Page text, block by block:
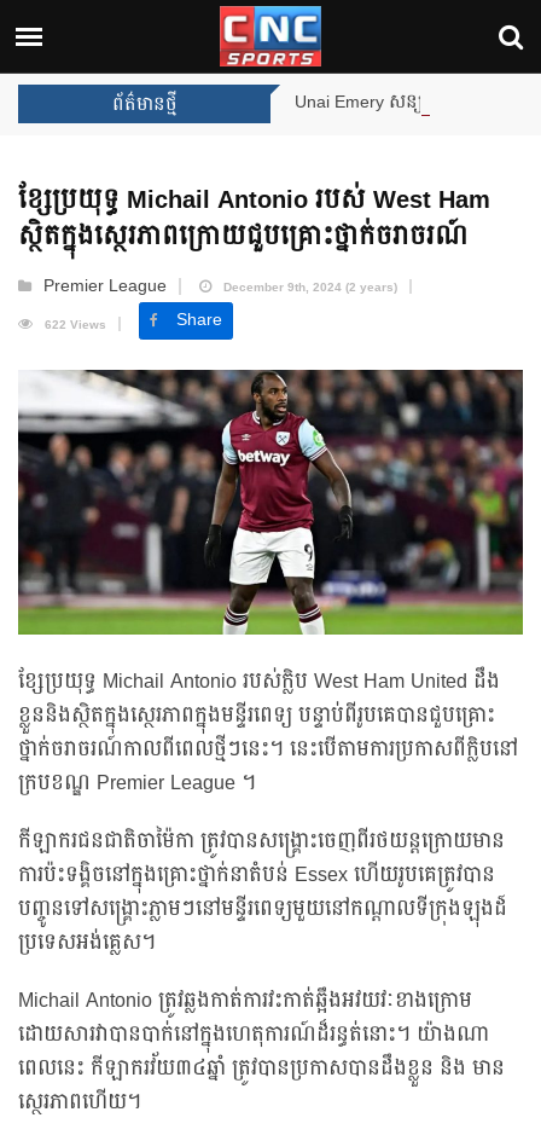
ព័ត៌មានថ្មី Unai Emery សន្យាថានឹងឈ្នះពានរង្វាន់បន្ថែមទ
ខ្សែប្រយុទ្ធ Michail Antonio របស់ West Ham
ស្ថិតក្នុងស្ថេរភាពក្រោយជួបគ្រោះថ្នាក់ចរាចរណ៍
Premier League
December 9th, 2024 (2 years)
622 Views
Share
ខ្សែប្រយុទ្ធ Michail Antonio របស់ក្លិប West Ham United ដឹង
ខ្លួននិងស្ថិតក្នុងស្ថេរភាពក្នុងមន្ទីរពេទ្យ បន្ទាប់ពីរូបគេបានជួបគ្រោះ
ថ្នាក់ចរាចរណ៍កាលពីពេលថ្មីៗនេះ។ នេះបើតាមការប្រកាសពីក្លិបនៅ
ក្របខណ្ឌ Premier League ។
កីឡាករជនជាតិចាម៉ៃកា ត្រូវបានសង្គ្រោះចេញពីរថយន្តក្រោយមាន
ការប៉ះទង្គិចនៅក្នុងគ្រោះថ្នាក់នាតំបន់ Essex ហើយរូបគេត្រូវបាន
បញ្ចូនទៅសង្គ្រោះភ្លាមៗនៅមន្ទីរពេទ្យមួយនៅកណ្តាលទីក្រុងឡុងដ៍
ប្រទេសអង់គ្លេស។
Michail Antonio ត្រូវឆ្លងកាត់ការវះកាត់ឆ្អឹងអវយវៈខាងក្រោម
ដោយសារវាបានបាក់នៅក្នុងហេតុការណ៍ដ៏រន្ធត់នោះ។ យ៉ាងណា
ពេលនេះ កីឡាករវ័យ៣៤ឆ្នាំ ត្រូវបានប្រកាសបានដឹងខ្លួន និង មាន
ស្ថេរភាពហើយ។